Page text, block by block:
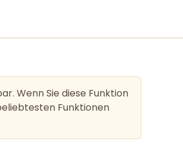
Wenn Sie diese Funktion
Funktionen